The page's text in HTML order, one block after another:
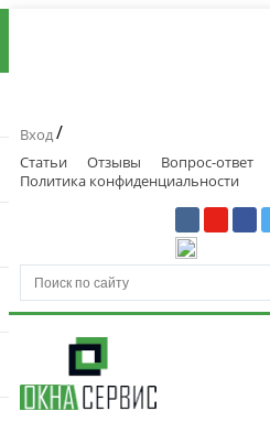
Вход/
Статьи Отзывы
Вопрос-ответ
Политика конфиденциальности